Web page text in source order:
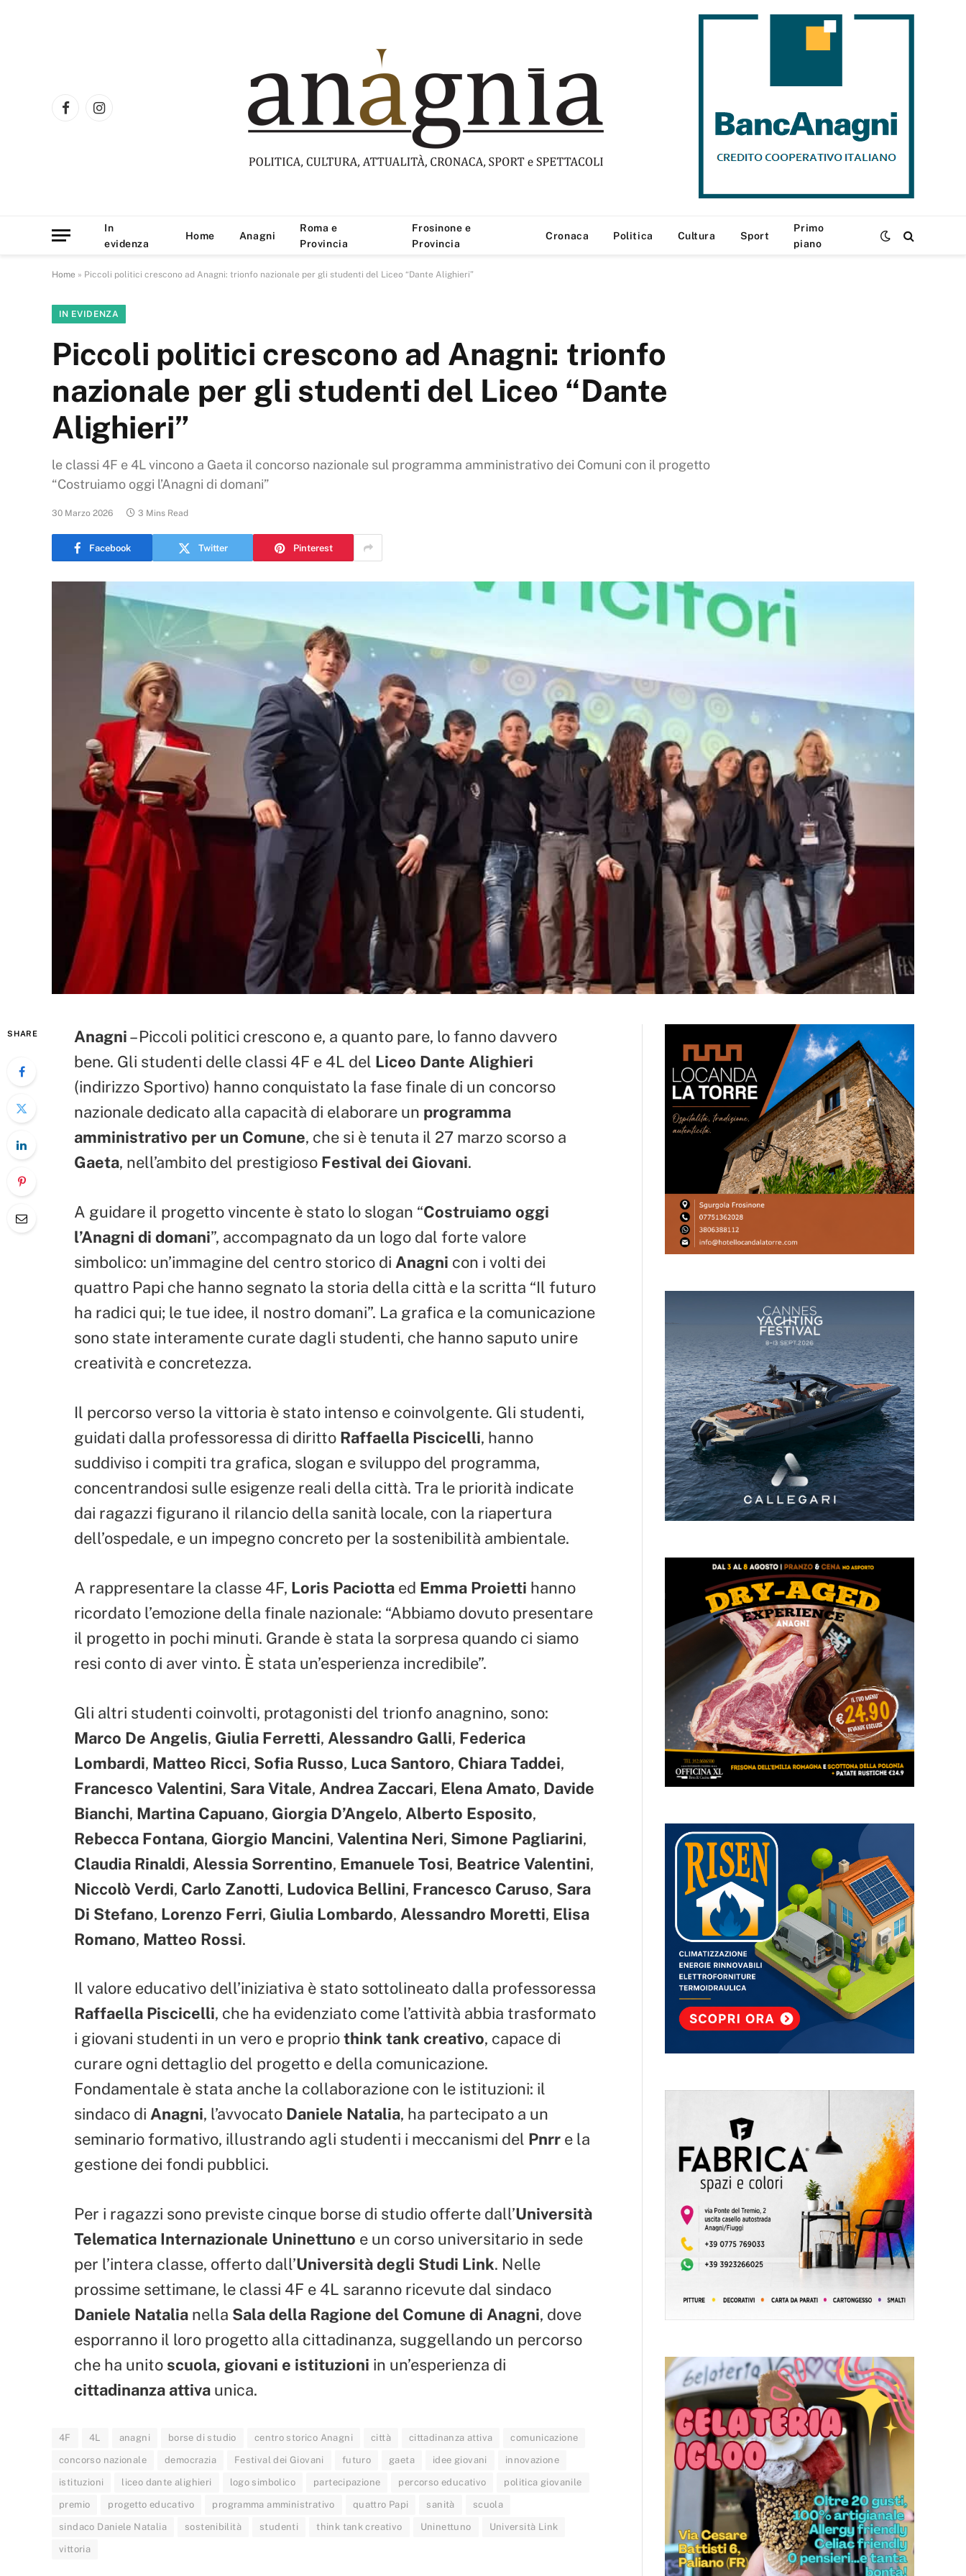
FacebookInstagram
In
evidenza
Home Anagni
Roma e
Provincia
Frosinone e
Provincia
Cronaca Politica Cultura Sport
Primo
piano
Home » Piccoli politici crescono ad Anagni: trionfo nazionale per gli studenti del Liceo “Dante Alighieri”
IN EVIDENZA
Piccoli politici crescono ad Anagni: trionfo
nazionale per gli studenti del Liceo “Dante
Alighieri”
le classi 4F e 4L vincono a Gaeta il concorso nazionale sul programma amministrativo dei Comuni con il progetto
“Costruiamo oggi l’Anagni di domani”
30 Marzo 2026 3 Mins Read
Facebook Twitter Pinterest
SHARE Anagni– Piccoli politici crescono e, a quanto pare, lo fanno davvero
bene. Gli studenti delle classi 4F e 4L del Liceo Dante Alighieri
(indirizzo Sportivo) hanno conquistato la fase finale di un concorso
nazionale dedicato alla capacità di elaborare un programma
amministrativo per un Comune, che si è tenuta il 27 marzo scorso a
Gaeta, nell’ambito del prestigioso Festival dei Giovani.
A guidare il progetto vincente è stato lo slogan “Costruiamo oggi
l’Anagni di domani”, accompagnato da un logo dal forte valore
simbolico: un’immagine del centro storico di Anagni con i volti dei
quattro Papi che hanno segnato la storia della città e la scritta “Il futuro
ha radici qui; le tue idee, il nostro domani”. La grafica e la comunicazione
sono state interamente curate dagli studenti, che hanno saputo unire
creatività e concretezza.
Il percorso verso la vittoria è stato intenso e coinvolgente. Gli studenti,
guidati dalla professoressa di diritto Raffaella Piscicelli, hanno
suddiviso i compiti tra grafica, slogan e sviluppo del programma,
concentrandosi sulle esigenze reali della città. Tra le priorità indicate
dai ragazzi figurano il rilancio della sanità locale, con la riapertura
dell’ospedale, e un impegno concreto per la sostenibilità ambientale.
A rappresentare la classe 4F, Loris Paciotta ed Emma Proietti hanno
ricordato l’emozione della finale nazionale: “Abbiamo dovuto presentare
il progetto in pochi minuti. Grande è stata la sorpresa quando ci siamo
resi conto di aver vinto. È stata un’esperienza incredibile”.
Gli altri studenti coinvolti, protagonisti del trionfo anagnino, sono:
Marco De Angelis, Giulia Ferretti, Alessandro Galli, Federica
Lombardi, Matteo Ricci, Sofia Russo, Luca Santoro, Chiara Taddei,
Francesco Valentini, Sara Vitale, Andrea Zaccari, Elena Amato, Davide
Bianchi, Martina Capuano, Giorgia D’Angelo, Alberto Esposito,
Rebecca Fontana, Giorgio Mancini, Valentina Neri, Simone Pagliarini,
Claudia Rinaldi, Alessia Sorrentino, Emanuele Tosi, Beatrice Valentini,
Niccolò Verdi, Carlo Zanotti, Ludovica Bellini, Francesco Caruso, Sara
Di Stefano, Lorenzo Ferri, Giulia Lombardo, Alessandro Moretti, Elisa
Romano, Matteo Rossi.
Il valore educativo dell’iniziativa è stato sottolineato dalla professoressa
Raffaella Piscicelli, che ha evidenziato come l’attività abbia trasformato
i giovani studenti in un vero e propriothink tank creativo, capace di
curare ogni dettaglio del progetto e della comunicazione.
Fondamentale è stata anche la collaborazione con le istituzioni: il
sindaco di Anagni, l’avvocato Daniele Natalia, ha partecipato a un
seminario formativo, illustrando agli studenti i meccanismi del Pnrr e la
gestione dei fondi pubblici.
Per i ragazzi sono previste cinque borse di studio offerte dall’Università
Telematica Internazionale Uninettuno e un corso universitario in sede
per l’intera classe, offerto dall’Università degli Studi Link. Nelle
prossime settimane, le classi 4F e 4L saranno ricevute dal sindaco
Daniele Natalia nella Sala della Ragione del Comune di Anagni, dove
esporranno il loro progetto alla cittadinanza, suggellando un percorso
che ha unito scuola, giovani e istituzioni in un’esperienza di
cittadinanza attiva unica.
4F 4L anagni borse di studio centro storico Anagni città cittadinanza attiva comunicazione
concorso nazionale democrazia Festival dei Giovani futuro gaeta idee giovani innovazione
istituzioni liceo dante alighieri logo simbolico partecipazione percorso educativo politica giovanile
premio progetto educativo programma amministrativo quattro Papi sanità scuola
sindaco Daniele Natalia sostenibilità studenti think tank creativo Uninettuno Università Link
vittoria